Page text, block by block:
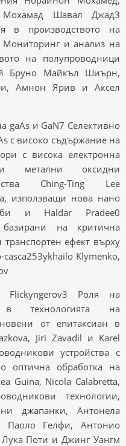
Шавал Джад3
в производството на
и анализ на
на полупроводници
Бруно Майкъл Шиърн,
Амнон Ярив и Аксел
gaAs и GaN7 Селективно
с високо съдържание на
с висока електронна
метални оксидни
Ching-Ting Lee
използващи нова нано
и Haldar Pradee0
на критична
транспортен ефект върху
Klymenko,
Flickyngerov3 Роля на
в технологията на
от епитаксиан в
Jiri Zavadil и Karel
устройства с
оптична обработка на
Guina, Nicola Calabretta,
технологии,
джапанки, Антонела
Паоло Гелфи, Антонио
Поти и Джинг Уангм